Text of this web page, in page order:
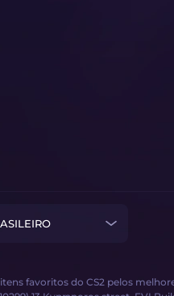
favoritos do CS2 pelos